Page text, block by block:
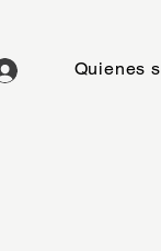
Quienes